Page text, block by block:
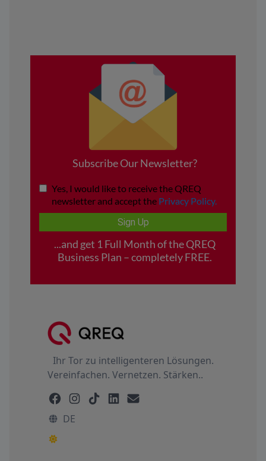
Ihr Tor zu intelligenteren Lösungen.
Vereinfachen. Vernetzen. Stärken..
DE